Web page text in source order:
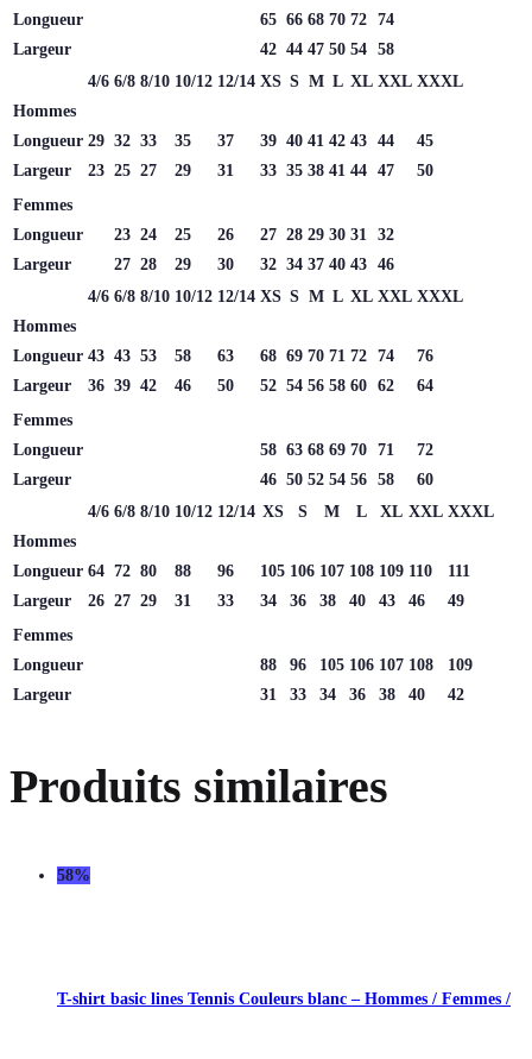
Longueur
65 66 68 70 72 74
Largeur
42 44 47 50 54 58
4/6 6/8 8/10 10/12 12/14 XS S M L XL XXL XXXL
Hommes
Longueur 29 32 33 35 37 39 40 41 42 43 44
45
Largeur
23 25 27 29 31 33 35 38 41 44 47
50
Femmes
Longueur
23 24 25 26 27 28 29 30 31
32
Largeur
27 28 29 30 32 34 37 40 43 46
4/6 6/8 8/10 10/12 12/14 XS S M L XL XXL XXXL
Hommes
Longueur 43 43 53 58 63 68 69 70 71 72 74
76
Largeur
36 39 42 46 50 52 54 56 58 60 62
64
Femmes
Longueur
58 63 68 69 70 71
72
Largeur
46 50 52 54 56 58
60
4/6 6/8 8/10 10/12 12/14 XS S M L XL XXL XXXL
Hommes
Longueur 64 72 80 88 96 105 106 107 108 109 110
111
Largeur
26 27 29 31 33 34 36 38 40 43 46
49
Femmes
Longueur
88 96 105 106 107 108
109
Largeur
31 33 34 36 38 40 42
Produits similaires
58%
T-shirt basic lines Tennis Couleurs blanc – Hommes / Femmes /